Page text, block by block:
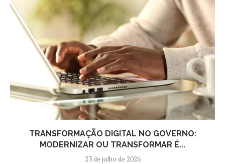
TRANSFORMAÇÃO DIGITAL NO GOVERNO:
MODERNIZAR OU TRANSFORMAR É...
23 de julho de 2026